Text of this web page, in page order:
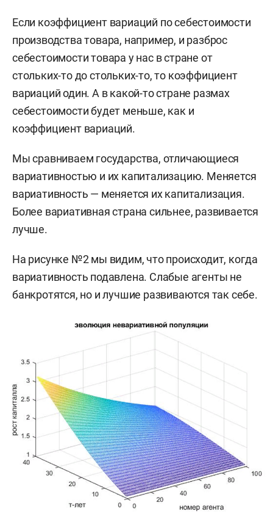
Если коэффициент вариаций по себестоимости
производства товара, например, и разброс
себестоимости товара у нас в стране от
стольких-то до стольких-то, то коэффициент
вариаций один. А в какой-то стране размах
себестоимости будет меньше, как и
коэффициент вариаций.
Мы сравниваем государства, отличающиеся
вариативностью и их капитализацию. Меняется
вариативность — меняется их капитализация.
Более вариативная страна сильнее, развивается
лучше.
На рисунке №2 мы видим, что происходит, когда
вариативность подавлена. Слабые агенты не
банкротятся, но и лучшие развиваются так себе.